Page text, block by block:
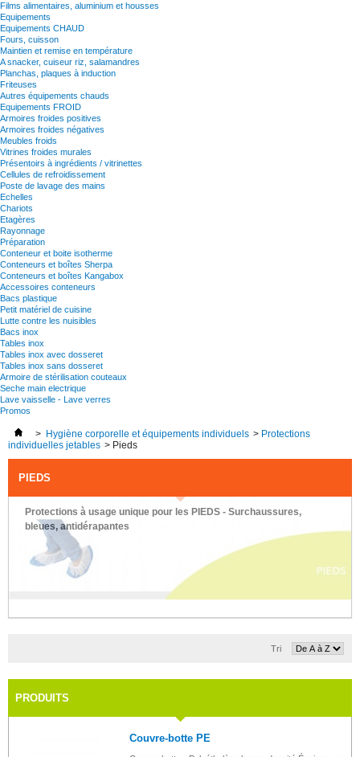
Films alimentaires, aluminium et housses
Equipements
Equipements CHAUD
Fours, cuisson
Maintien et remise en température
A snacker, cuiseur riz, salamandres
Planchas, plaques à induction
Friteuses
Autres équipements chauds
Equipements FROID
Armoires froides positives
Armoires froides négatives
Meubles froids
Vitrines froides murales
Présentoirs à ingrédients / vitrinettes
Cellules de refroidissement
Poste de lavage des mains
Echelles
Chariots
Etagères
Rayonnage
Préparation
Conteneur et boite isotherme
Conteneurs et boîtes Sherpa
Conteneurs et boîtes Kangabox
Accessoires conteneurs
Bacs plastique
Petit matériel de cuisine
Lutte contre les nuisibles
Bacs inox
Tables inox
Tables inox avec dosseret
Tables inox sans dosseret
Armoire de stérilisation couteaux
Seche main electrique
Lave vaisselle - Lave verres
Promos
> Hygiène corporelle et équipements individuels > Protections
individuelles jetables > Pieds
PIEDS
Protections à usage unique pour les PIEDS - Surchaussures,
bleues, antidérapantes
Tri
PRODUITS
Couvre-botte PE